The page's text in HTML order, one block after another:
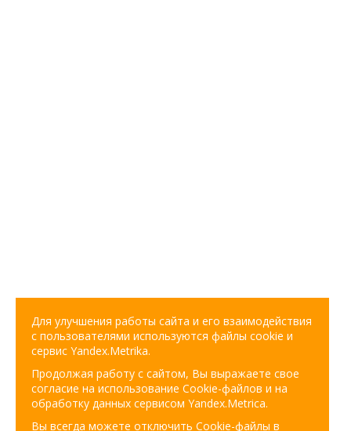
Для улучшения работы сайта и его взаимодействия
с пользователями используются файлы cookie и
сервис Yandex.Metrika.
Продолжая работу с сайтом, Вы выражаете свое
согласие на использование Cookie-файлов и на
обработку данных сервисом Yandex.Metrica.
Вы всегда можете отключить Cookie-файлы в